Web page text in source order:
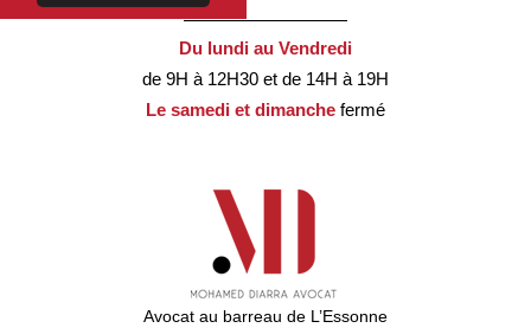
Du lundi au Vendredi
de 9H à 12H30 et de 14H à 19H
Le samedi et dimanche fermé
Avocat au barreau de L’Essonne